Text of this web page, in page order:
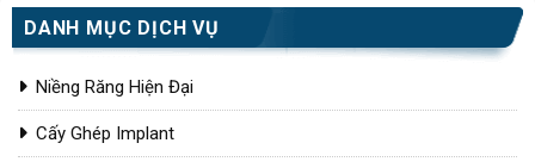
DANH MỤC DỊCH VỤ
Niềng Răng Hiện Đại
Cấy Ghép Implant